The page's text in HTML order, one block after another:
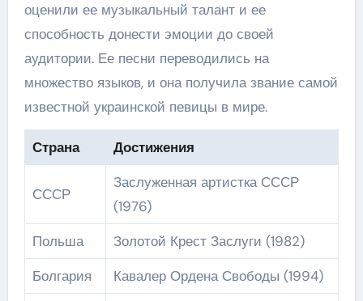
оценили ее музыкальный талант и ее
способность донести эмоции до своей
аудитории. Ее песни переводились на
множество языков, и она получила звание самой
известной украинской певицы в мире.
Страна Достижения
СССР
Заслуженная артистка СССР
(1976)
Польша
Золотой Крест Заслуги (1982)
Болгария
Кавалер Ордена Свободы (1994)